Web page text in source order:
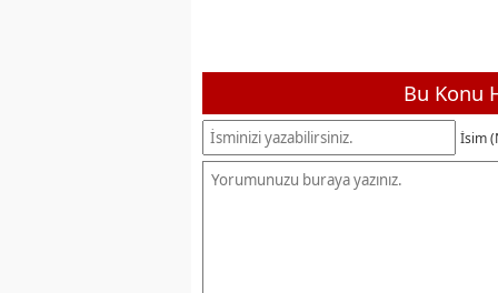
Energizer
28
Energizer
29
Mermer
30
Bu Konu
İsim